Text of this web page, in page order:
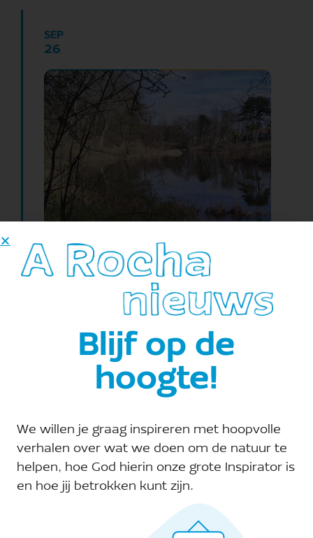
SEP
26
26 september 2026
Excursie Duinplas A Rocha Den
Duinplas in het Westduinpark,
In september gaan we opnieuw kennismaken
verkennend rondje om de plas. Wist je dat dit
unieke Natura 2000-gebied één van de laatste
plekken in Nederland is waar nachtegalen
zoals...
Blijf op de
hoogte!
We willen je graag inspireren met hoopvolle
verhalen over wat we doen om de natuur te
helpen, hoe God hierin onze grote Inspirator is
en hoe jij betrokken kunt zijn.